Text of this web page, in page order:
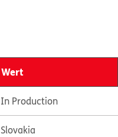
Wert
In Production
Slovakia